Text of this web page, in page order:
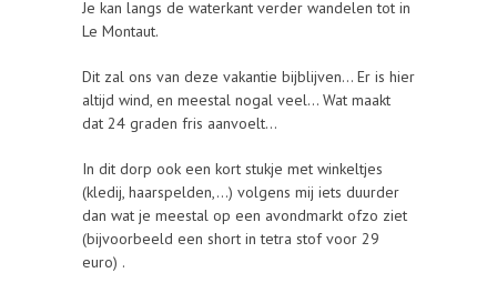
Je kan langs de waterkant verder wandelen tot in
Le Montaut.
Dit zal ons van deze vakantie bijblijven… Er is hier
altijd wind, en meestal nogal veel… Wat maakt
dat 24 graden fris aanvoelt…
In dit dorp ook een kort stukje met winkeltjes
(kledij, haarspelden,…) volgens mij iets duurder
dan wat je meestal op een avondmarkt ofzo ziet
(bijvoorbeeld een short in tetra stof voor 29
euro) .